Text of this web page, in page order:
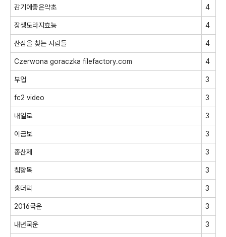
감기에좋은약초 4
장생도라지효능 4
산삼을 찾는 사람들 4
Czerwona goraczka filefactory.com 4
부업 3
fc2 video 3
내일로 3
이금보 3
종산제 3
침향목 3
홍더덕 3
2016국운 3
내년국운 3